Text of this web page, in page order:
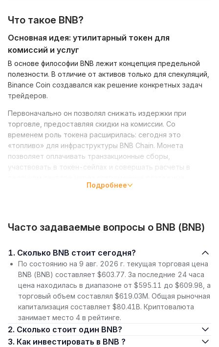
Что такое BNB?
Основная идея: утилитарный токен для
комиссий и услуг
В основе философии BNB лежит концепция предельной
полезности. В отличие от активов только для спекуляций,
Binance Coin создавался как решение конкретных задач
трейдеров.
Первоначально он позволял снижать издержки при
торговле, предоставляя скидки на комиссии. Со
временем роль токена расширилась: сегодня это
«топливо» для инфраструктуры BNB Chain. Монета
позволяет оплачивать транзакционные сборы,
участвовать в токен-сейлах и совершать расчеты в
Работа Binance Coin неразрывно связана с архитектурой
смарт-контрактов. Важнейшей технологической
особенностью актива является дефляционная модель.
Система автоматического сжигания (Auto-Burn)
планомерно выводит монеты из обращения, стремясь
сократить эмиссию вдвое. Этот процесс не зависит от
субъективных решений руководства биржи, а опирается
на строгие алгоритмы, учитывающие активность в сети и
рыночную стоимость актива.
Подробнее
Часто задаваемые вопросы о BNB (BNB)
1. Сколько BNB стоит сегодня?
По состоянию на 9 авг. 2026 г. текущая торговая цена
BNB (BNB) составляет $603.77. За последние 24 часа
цена находилась в диапазоне от $595.11 до $609.98, а
торговый объем составлял $619.03M. Общая рыночная
капитализация составляет $80.41B. Криптовалюта
занимает место 4 в рейтинге.
2. Сколько стоит один BNB?
3. Как инвестировать в BNB ?